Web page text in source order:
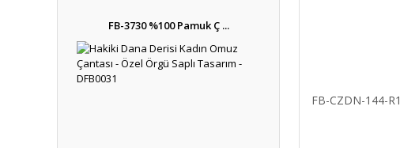
FB-3730 %100 Pamuk Ç ...
FB-CZDN-144-R1